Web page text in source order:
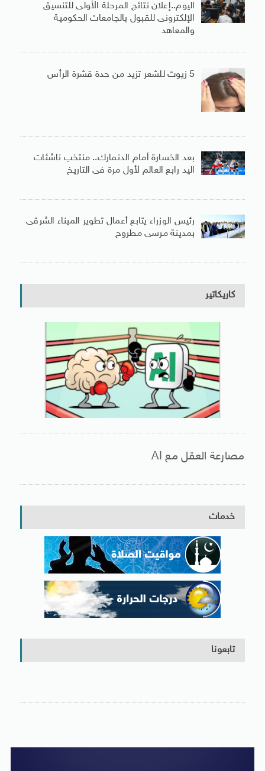
اليوم..إعلان نتائج المرحلة الأولى للتنسيق
الإلكترونى للقبول بالجامعات الحكومية
والمعاهد
5 زيوت للشعر تزيد من حدة قشرة الرأس
بعد الخسارة أمام الدنمارك.. منتخب ناشئات
اليد رابع العالم لأول مرة فى التاريخ
رئيس الوزراء يتابع أعمال تطوير الميناء الشرقى
بمدينة مرسى مطروح
كاريكاتير
مصارعة العقل مع AI
خدمات
تابعونا